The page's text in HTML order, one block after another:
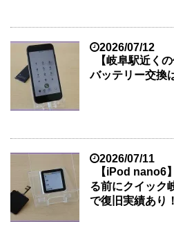
2026/07/12
【岐阜駅近く
バッテリー交換
2026/07/11
【iPod nano6
る前にクイック
で復旧実績あり！